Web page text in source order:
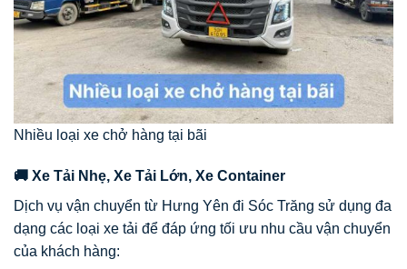
Nhiều loại xe chở hàng tại bãi
🚚 Xe Tải Nhẹ, Xe Tải Lớn, Xe Container
Dịch vụ vận chuyển từ Hưng Yên đi Sóc Trăng sử dụng đa
dạng các loại xe tải để đáp ứng tối ưu nhu cầu vận chuyển
của khách hàng: